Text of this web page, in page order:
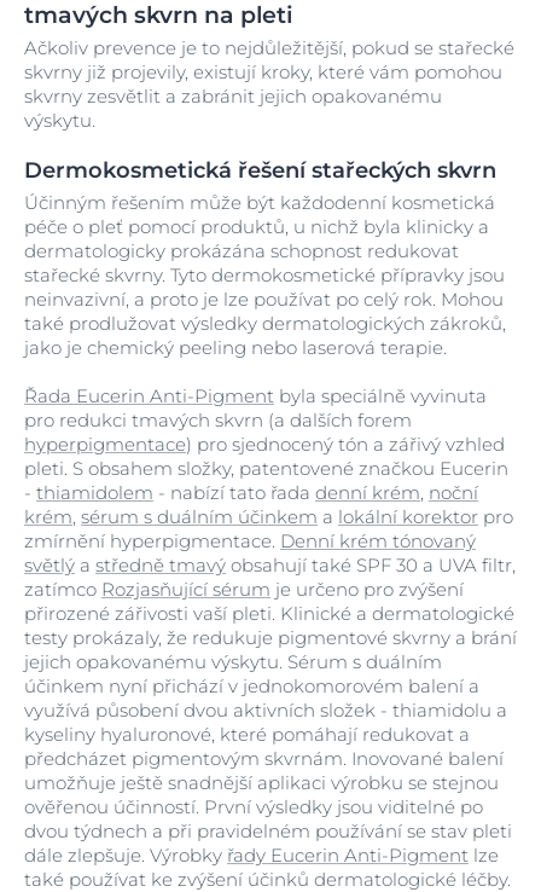
tmavých skvrn na pleti
Ačkoliv prevence je to nejdůležitější, pokud se stařecké
skvrny již projevily, existují kroky, které vám pomohou
skvrny zesvětlit a zabránit jejich opakovanému
výskytu.
Dermokosmetická řešení stařeckých skvrn
Účinným řešením může být každodenní kosmetická
péče o pleť pomocí produktů, u nichž byla klinicky a
dermatologicky prokázána schopnost redukovat
stařecké skvrny. Tyto dermokosmetické přípravky jsou
neinvazivní, a proto je lze používat po celý rok. Mohou
také prodlužovat výsledky dermatologických zákroků,
jako je chemický peeling nebo laserová terapie.
Řada Eucerin Anti-Pigment byla speciálně vyvinuta
pro redukci tmavých skvrn (a dalších forem
hyperpigmentace) pro sjednocený tón a zářivý vzhled
pleti. S obsahem složky, patentovené značkou Eucerin
- thiamidolem - nabízí tato řada denní krém, noční
krém, sérum s duálním účinkem a lokální korektor pro
zmírnění hyperpigmentace. Denní krém tónovaný
světlý a středně tmavý obsahují také SPF 30 a UVA filtr,
zatímco Rozjasňující sérum je určeno pro zvýšení
přirozené zářivosti vaší pleti. Klinické a dermatologické
testy prokázaly, že redukuje pigmentové skvrny a brání
jejich opakovanému výskytu. Sérum s duálním
účinkem nyní přichází v jednokomorovém balení a
využívá působení dvou aktivních složek - thiamidolu a
kyseliny hyaluronové, které pomáhají redukovat a
předcházet pigmentovým skvrnám. Inovované balení
umožňuje ještě snadnější aplikaci výrobku se stejnou
ověřenou účinností. První výsledky jsou viditelné po
dvou týdnech a při pravidelném používání se stav pleti
dále zlepšuje. Výrobky řady Eucerin Anti-Pigment lze
také používat ke zvýšení účinků dermatologické léčby.